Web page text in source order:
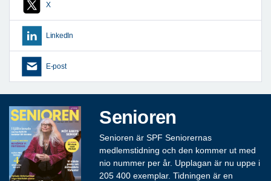
X
LinkedIn
E-post
Senioren
Senioren är SPF Seniorernas
medlemstidning och den kommer ut med
nio nummer per år. Upplagan är nu uppe i
205 400 exemplar. Tidningen är en